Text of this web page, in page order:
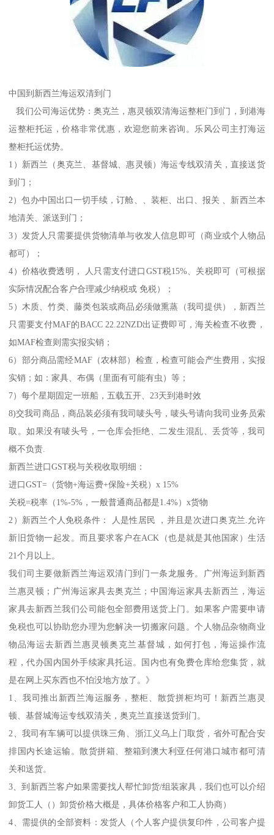
中国到新西兰海运双清到门
我们公司海运优势：奥克兰，惠灵顿双清海运整柜门到门，到港海
运整柜托运，价格非常优惠，欢迎您前来咨询。乐风公司主打海运
整柜托运优势。
1）新西兰（奥克兰、基督城、惠灵顿）海运专线双清关，直接送货
到门；
2）包办中国出口一切手续，订舱、、装柜、出口、报关 、新西兰本
地清关、派送到门；
3）发货人只需要提供货物清单与收发人信息即可（商业或个人物品
都可）；
4）价格收费透明， 人只需支付进口GST税15%、关税即可（可根据
实际情况配合客户合理减少纳税或 免税）；
5）木质、竹类、藤类包装或商品必须做熏蒸（我司提供），新西兰
只需要支付MAF的BACC 22.22NZD出证费即可，海关检查不收费，
如MAF检查则需实报实销；
6）部分商品需经MAF（农林部）检查，检查可能会产生费用，实报
实销；如：家具、布偶（里面有可能有虫）等；
7）每个星期固定一班船，五载五开、23天到港时效
8)交我司商品，商品装必须有我司唛头号，唛头号请向我司业务员索
取。如果没有唛头号，一仓库会拒绝、二发生混乱、丢货等，我司
概不负责.
新西兰进口GST税与关税收取明细：
进口GST=（货物+海运费+保险+关税）x 15%
关税=税率（1%-5%，一般普通商品都是1.4%）x货物
2）新西兰个人免税条件： 人是性居民 ，并且是次进口奥克兰.允许
新旧货物一起发。而且要求客户在ACK（也是就是其他国家）生活
21个月以上。
我们司主要做新西兰海运双清门到门一条龙服务。广州海运到新西
兰惠灵顿；广州海运家具去奥克兰；中国海运家具去新西兰，海运
家具去新西兰我们公司能包全部费用送货上门。如果客户需要申请
免税也可以协助您办理为您解决一切搬家问题。个人物品杂物商业
物品海运去新西兰惠灵顿奥克兰基督城，如何打包，海运操作流
程，代办国内国外手续家具托运。国内也有免费仓库给您集货，就
是在网上买东西也不怕没地方放了。》
1、我司推出新西兰海运服务，整柜、散货拼柜均可！新西兰惠灵
顿、基督城海运专线双清关，奥克兰直接送货到门。
2、我司有车辆可以提供珠三角、浙江义乌上门取货，省外可配合安
排国内长途运输。散货拼箱、整箱到澳大利亚任何港口城市都可清
关和送货。
3、到新西兰客户如果需要找人帮忙卸货/组装家具，我们也可以介绍
卸货工人（）卸货价格大概是，具体价格客户和工人协商）
4、需提供的全部资料：发货人（个人客户提供复印件，公司客户提